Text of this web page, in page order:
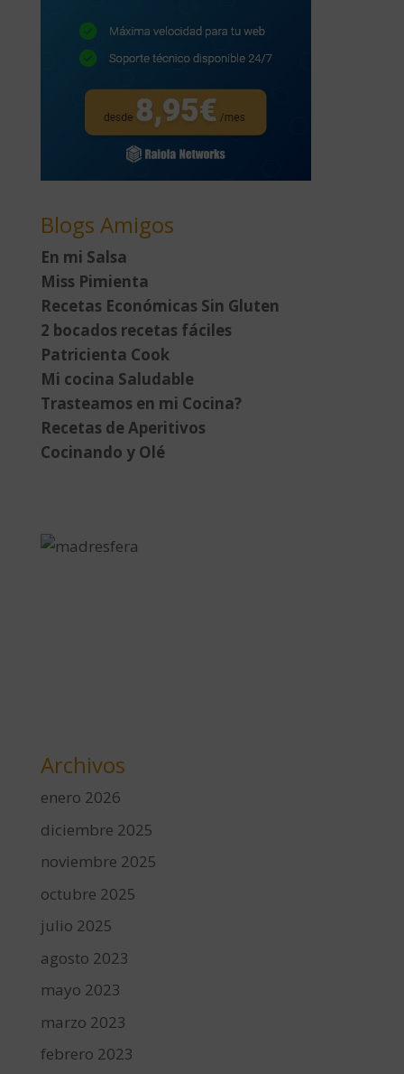
Blogs Amigos
En mi Salsa
Miss Pimienta
Recetas Económicas Sin Gluten
2 bocados recetas fáciles
Patricienta Cook
Mi cocina Saludable
Trasteamos en mi Cocina?
Recetas de Aperitivos
Cocinando y Olé
Archivos
enero 2026
diciembre 2025
noviembre 2025
octubre 2025
julio 2025
agosto 2023
mayo 2023
marzo 2023
febrero 2023